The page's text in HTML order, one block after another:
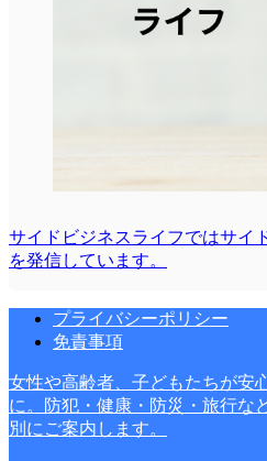
サイドビジネスライフではサイ
を発信しています。
プライバシーポリシー
免責事項
女性や高齢者、子どもたちが安
に。防犯・健康・防災・旅行な
別にご案内します。